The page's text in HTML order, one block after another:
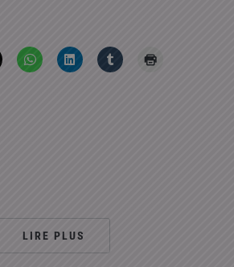
LIRE PLUS